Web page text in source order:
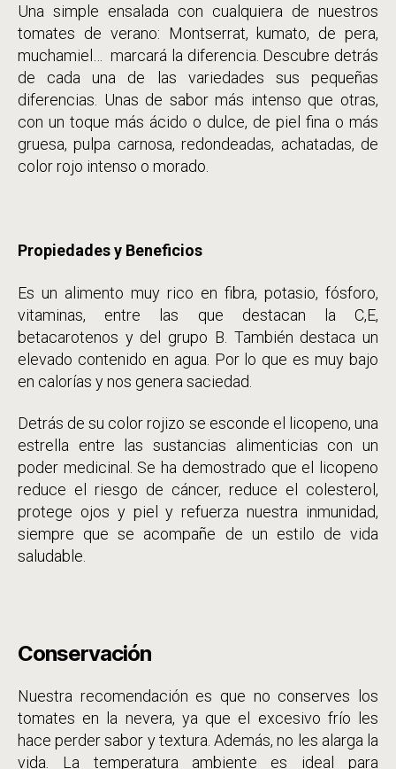
Una simple ensalada con cualquiera de nuestros
tomates de verano: Montserrat, kumato, de pera,
muchamiel… marcará la diferencia. Descubre detrás
de cada una de las variedades sus pequeñas
diferencias. Unas de sabor más intenso que otras,
con un toque más ácido o dulce, de piel fina o más
gruesa, pulpa carnosa, redondeadas, achatadas, de
color rojo intenso o morado.
Propiedades y Beneficios
Es un alimento muy rico en fibra, potasio, fósforo,
vitaminas, entre las que destacan la C,E,
betacarotenos y del grupo B. También destaca un
elevado contenido en agua. Por lo que es muy bajo
en calorías y nos genera saciedad.
Detrás de su color rojizo se esconde el licopeno, una
estrella entre las sustancias alimenticias con un
poder medicinal. Se ha demostrado que el licopeno
reduce el riesgo de cáncer, reduce el colesterol,
protege ojos y piel y refuerza nuestra inmunidad,
siempre que se acompañe de un estilo de vida
saludable.
Conservación
Nuestra recomendación es que no conserves los
tomates en la nevera, ya que el excesivo frío les
hace perder sabor y textura. Además, no les alarga la
vida. La temperatura ambiente es ideal para